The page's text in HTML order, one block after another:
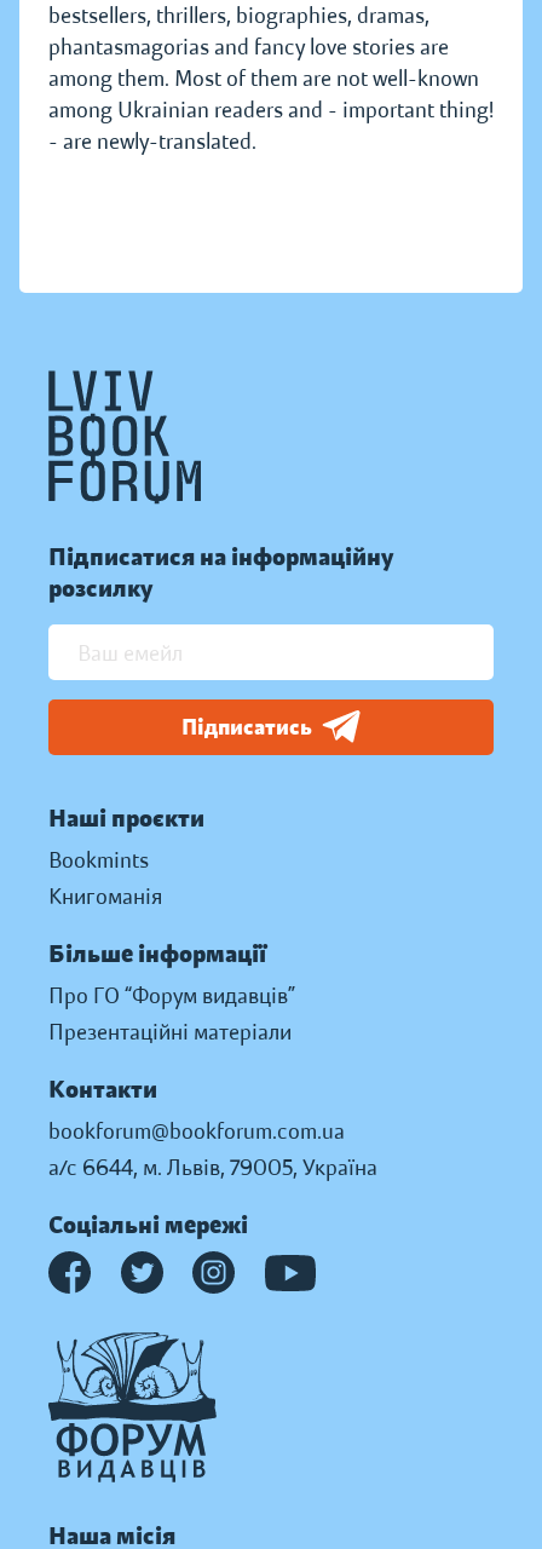
bestsellers, thrillers, biographies, dramas,
phantasmagorias and fancy love stories are
among them. Most of them are not well-known
among Ukrainian readers and - important thing!
- are newly-translated.
Підписатися на інформаційну
розсилку
Підписатись
Наші проєкти
Bookmints
Книгоманія
Більше інформації
Про ГО “Форум видавців”
Презентаційні матеріали
Контакти
bookforum@bookforum.com.ua
а/с 6644, м. Львів, 79005, Україна
Соціальні мережі
Наша місія